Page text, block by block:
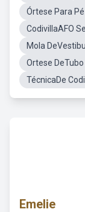
Órtese Para
CodivillaAFO
Mola
Ortese
TécnicaDe
Emelie